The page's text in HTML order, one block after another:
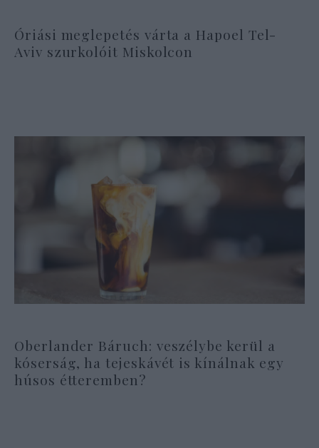
Óriási meglepetés várta a Hapoel Tel-
Aviv szurkolóit Miskolcon
Oberlander Báruch: veszélybe kerül a
kóserság, ha tejeskávét is kínálnak egy
húsos étteremben?